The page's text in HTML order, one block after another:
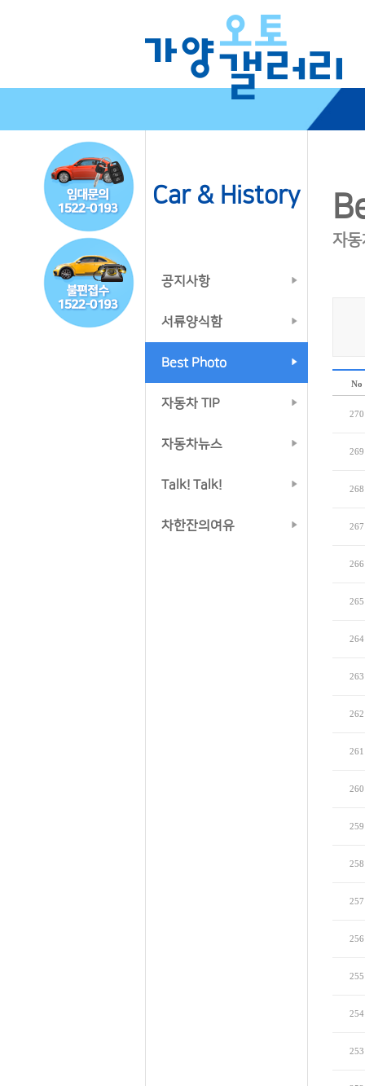
Car & History
공지사항
서류양식함
Best Photo
자동차 TIP
자동차뉴스
Talk! Talk!
차한잔의여유
자
No
270
269
268
267
266
265
264
263
262
261
260
259
258
257
256
255
254
253